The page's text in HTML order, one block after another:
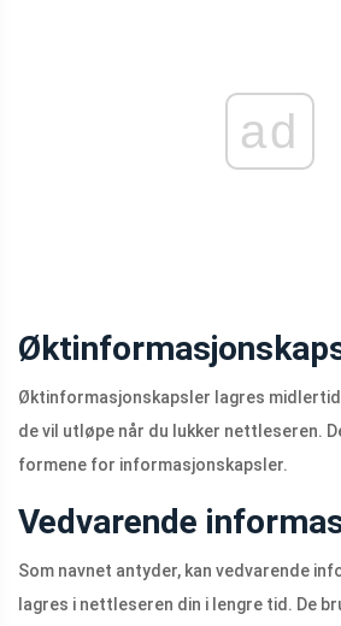
ad
Øktinformasjonskapsler lagres
de vil utløpe når du lukker nettleseren.
formene for informasjonskapsler.
Vedvarende
Som navnet antyder, kan vedvarende
lagres i nettleseren din i lengre tid. De